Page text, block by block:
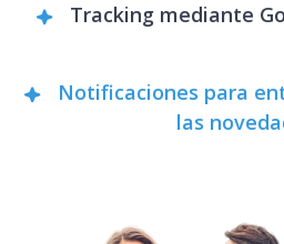
Tracking mediante
Notificaciones para
las